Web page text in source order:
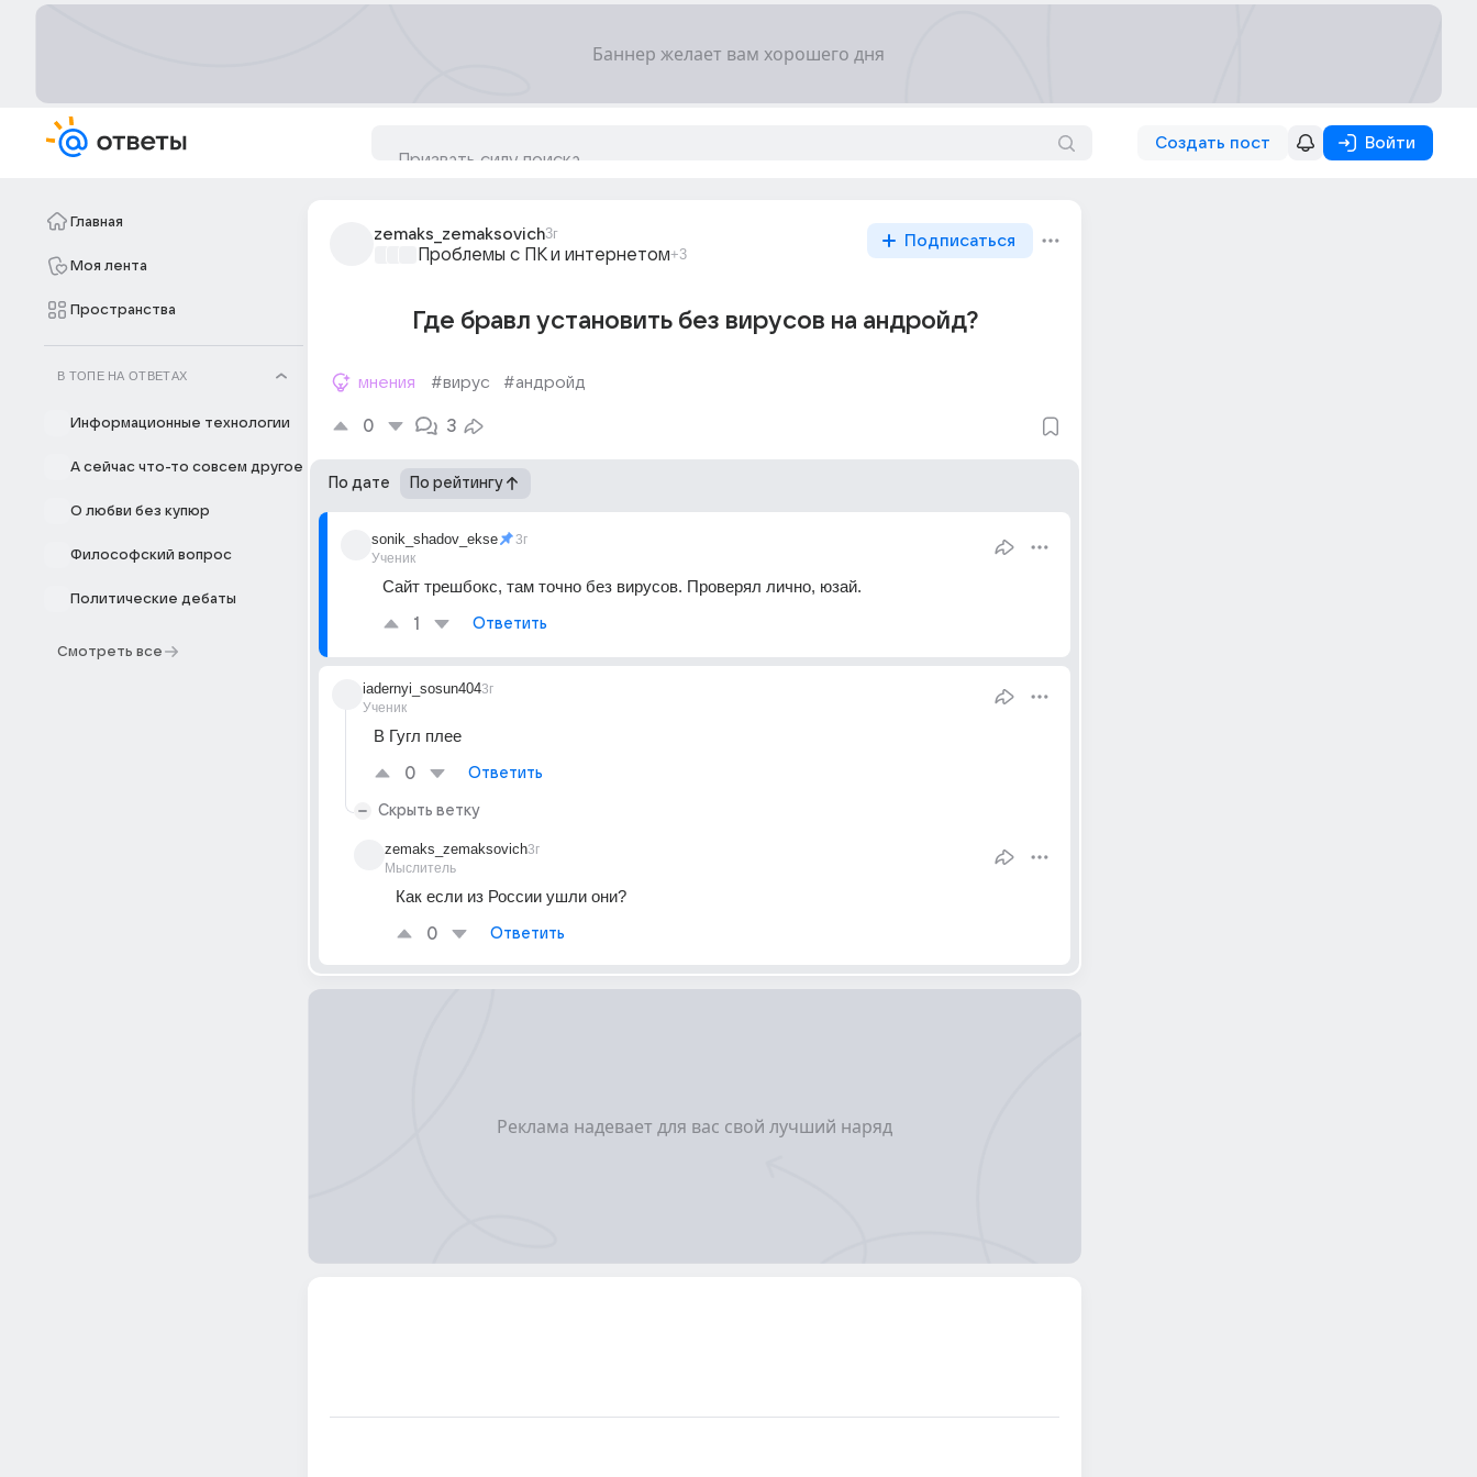
Создать пост Войти
Главная
Моя лента
Пространства
В ТОПЕ НА ОТВЕТАХ
Информационные технологии
А сейчас что-то совсем другое
О любви без купюр
Философский вопрос
Политические дебаты
Смотреть все
zemaks_zemaksovich3г
Проблемы с ПК и интернетом+3
Подписаться
Где бравл установить без вирусов на андройд?
мнения #вирус #андройд
0 3
По дате По рейтингу
sonik_shadov_ekse
Ученик
3г
Сайт трешбокс, там точно без вирусов. Проверял лично, юзай.
1 Ответить
iadernyi_sosun404
Ученик
3г
В Гугл плее
0 Ответить
Скрыть ветку
zemaks_zemaksovich
Мыслитель
3г
Как если из России ушли они?
0 Ответить